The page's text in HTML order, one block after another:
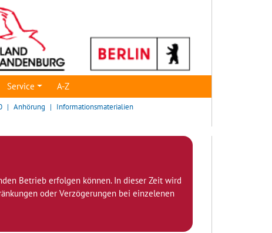
Service A-Z
Anhörung
Informationsmaterialien
Betrieb erfolgen können. In dieser Zeit wird
oder Verzögerungen bei einzelenen